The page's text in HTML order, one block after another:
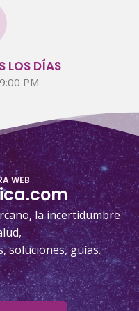
LOS DÍAS
PM
WEB
la incertidumbre
soluciones, guías.